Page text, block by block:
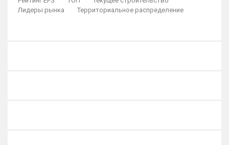
Лидеры рынка
Территориальное распределение